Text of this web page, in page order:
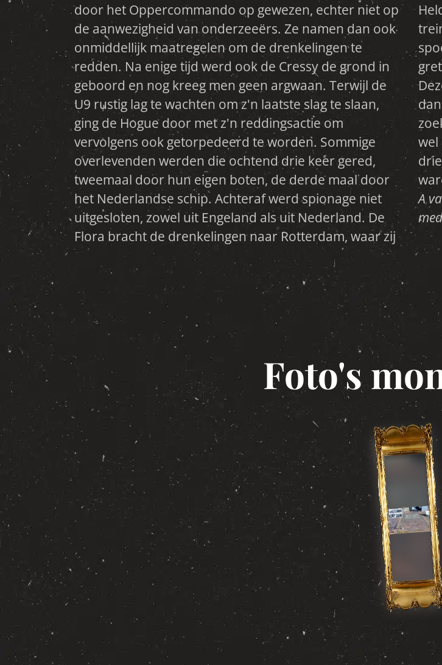
door het Oppercommando op gewezen, echter niet op
de aanwezigheid van onderzeeërs. Ze namen dan ook
onmiddellijk maatregelen om de drenkelingen te
redden. Na enige tijd werd ook de Cressy de grond in
geboord en nog kreeg men geen argwaan. Terwijl de
U9 rustig lag te wachten om z'n laatste slag te slaan,
ging de Hogue door met z'n reddingsactie om
vervolgens ook getorpedeerd te worden. Sommige
overlevenden werden die ochtend drie keer gered,
tweemaal door hun eigen boten, de derde maal door
het Nederlandse schip. Achteraf werd spionage niet
uitgesloten, zowel uit Engeland als uit Nederland. De
Flora bracht de drenkelingen naar Rotterdam, waar zij
Helder te brengen. Later werden alle Engelsen met de
trein naar Amsterdam gebracht In diezelfde periode
spoelden balen met uien aan op het strand. Er werd
gretig naar die balen gezocht vanwege de jute zakken.
Deze brachten 50 cent per stuk op. Had men er tien,
dan had men 5 gulden, een weekgeld in die tijd. Op
zoek in het duister naar een baal uien trof men ook
wel eens een ontzield lichaam aan. In 1980 werden de
drie kruisers gelokaliseerd door duikers die op zoek
A
Foto's